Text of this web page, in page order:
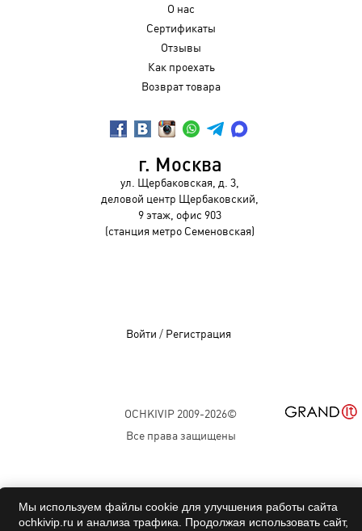
О нас
Сертификаты
Отзывы
Как проехать
Возврат товара
г. Москва
ул. Щербаковская, д. 3,
деловой центр Щербаковский,
9 этаж, офис 903
(станция метро Семеновская)
Войти / Регистрация
OCHKIVIP 2009-2026©
Все права защищены
Мы используем файлы cookie для улучшения работы сайта
ochkivip.ru и анализа трафика. Продолжая использовать сайт,